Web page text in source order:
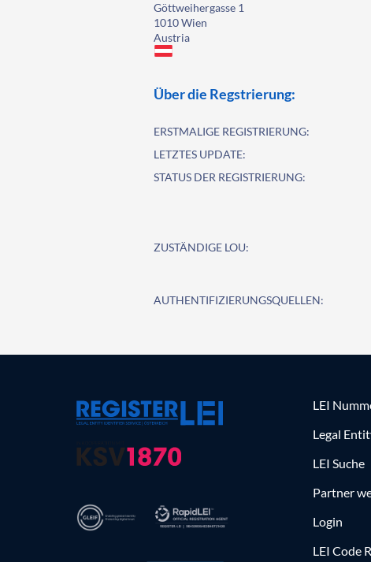
Göttweihergasse 1
1010 Wien
Austria
Über die Regstrierung:
ERSTMALIGE REGISTRIERUNG:
LETZTES UPDATE:
STATUS DER REGISTRIERUNG:
ZUSTÄNDIGE LOU:
AUTHENTIFIZIERUNGSQUELLEN:
LEI
Legal
LEI Suche
Partner
Login
LEI Code